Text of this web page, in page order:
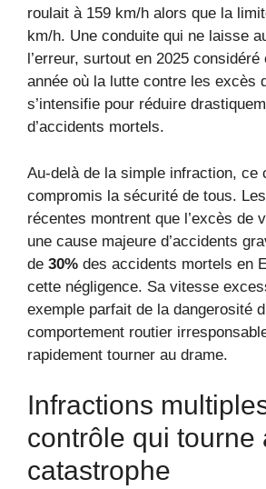
roulait à 159 km/h alors que la
km/h. Une conduite qui ne laisse
l’erreur, surtout en 2025 considéré
année où la lutte contre les excès
s’intensifie pour réduire
d’accidents mortels.
Au-delà de la simple infraction, ce
compromis la sécurité de tous.
récentes montrent que l’excès de
une cause majeure d’accidents
de 30% des accidents mortels en
cette négligence. Sa vitesse
exemple parfait de la dangerosité
comportement routier
rapidement tourner au drame.
Infractions
contrôle qui tourne
catastrophe